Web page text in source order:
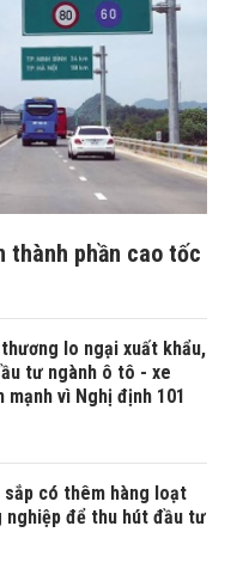
thành phần cao tốc
lo ngại xuất khẩu,
tư ngành ô tô - xe
mạnh vì Nghị định 101
sắp có thêm hàng loạt
nghiệp để thu hút đầu tư